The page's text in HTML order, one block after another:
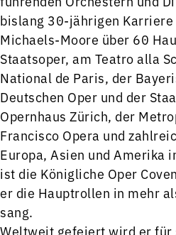
bislang 30-jährigen
Michaels-Moore über 60
Staatsoper, am Teatro alla
National de Paris, der
Deutschen Oper und der
Opernhaus Zürich, der
Francisco Opera und
Europa, Asien und Amerika
ist die Königliche Oper
er die Hauptrollen in mehr
sang.
Weltweit gefeiert wird er für